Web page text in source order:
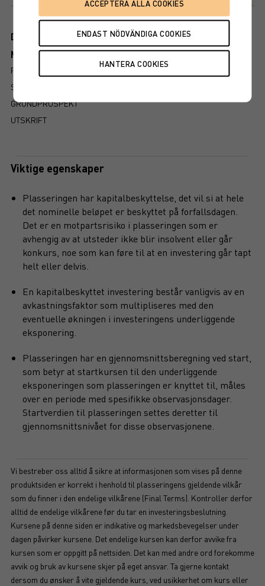
Dokument
Mer information om produkten
RISIKO
SLIK LESER DU FAKTABLADET
GRUNDPROSPEKT
UTSKRIFT
Viktige egenskaper
Plasseringen har kapitalbeskyttelse, det vil si at hele
det nominelle beløpet er beskyttet på forfallsdagen.
Det er en motpartsrisiko i plasseringen som er
avhengig av at utsteder ikke blir insolvent eller går
konkurs, noe som kan føre til at en investering går tapt
helt eller delvis.
En kapitalbeskyttet investering består vanligvis av en
avkastningsfaktor som multipliseres med den
eventuelle økningen i investeringens underliggende
eksponering.
Plasseringen har en gjennomsnittsberegning ved start,
som betyr at startkursen til den underliggende
eksponeringen som plasseringen er knyttet til, måles
over en periode med spesifikke observasjonsdager.
Startverdien til plasseringen settes deretter til
gjennomsnittsnivået for disse observasjonene.
Vi bestreber oss alltid å sikre at informasjonen som vises på denne
produktsiden er korrekt i henhold til plasseringens gjeldende vilkår
som du finner i den endelige vilkårene (Final Terms). Kontroller derfor
alltid de endelige vilkårene før du tar en investeringsbeslutning.
Kursene på denne siden er indikative og markedsbevegelser under
dagen påvirker kursene. Det endelige kursen kan derfor avvike fra
kursen som er oppgitt på nettsiden. Det kan med andre ord forekomme
avvik og bruk av kursene skjer på eget ansvar. Ta gjerne kontakt
dersom du ønsker å vite gjeldende kurs, ved usikkerhet om kurs eller